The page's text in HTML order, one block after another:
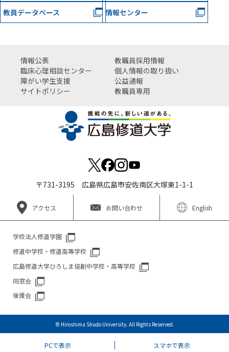
教員データベース 情報センター
情報公表
教職員採用情報
臨床心理相談センター
個人情報の取り扱い
障がい学生支援
公益通報
サイトポリシー
教職員専用
〒731-3195 広島県広島市安佐南区大塚東1-1-1
アクセス お問い合わせ English
学校法人修道学園
修道中学校・修道高等学校
広島修道大学ひろしま協創中学校・高等学校
同窓会
後援会
© Hiroshima Shudo University. All Rights Reserved.
PCで表示 スマホで表示